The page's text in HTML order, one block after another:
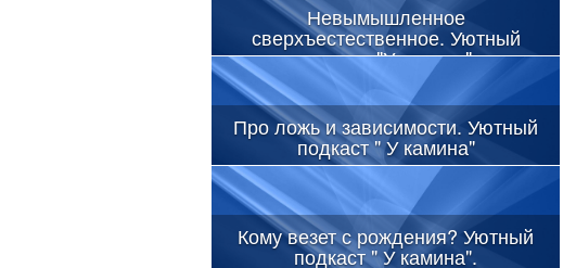
Невымышленное
сверхъестественное. Уютный
подкаст "У камина"
Про ложь и зависимости. Уютный
подкаст " У камина"
Кому везет с рождения? Уютный
подкаст " У камина".